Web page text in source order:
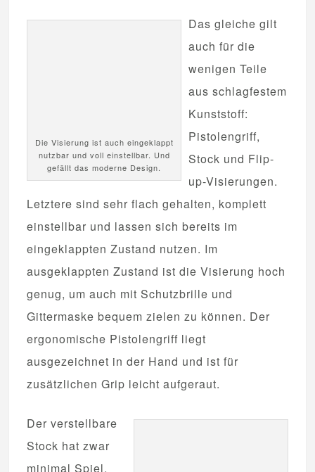
Die Visierung ist auch eingeklappt
nutzbar und voll einstellbar. Und
gefällt das moderne Design.
Das gleiche gilt
auch für die
wenigen Teile
aus schlagfestem
Kunststoff:
Pistolengriff,
Stock und Flip-
up-Visierungen.
Letztere sind sehr flach gehalten, komplett
einstellbar und lassen sich bereits im
eingeklappten Zustand nutzen. Im
ausgeklappten Zustand ist die Visierung hoch
genug, um auch mit Schutzbrille und
Gittermaske bequem zielen zu können. Der
ergonomische Pistolengriff liegt
ausgezeichnet in der Hand und ist für
zusätzlichen Grip leicht aufgeraut.
Der verstellbare
Stock hat zwar
minimal Spiel,